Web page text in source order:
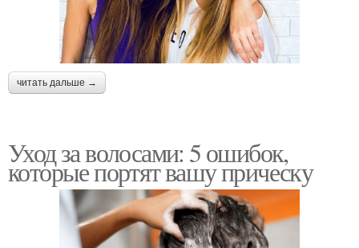
читать дальше →
Уход за волосами: 5 ошибок,
которые портят вашу прическу